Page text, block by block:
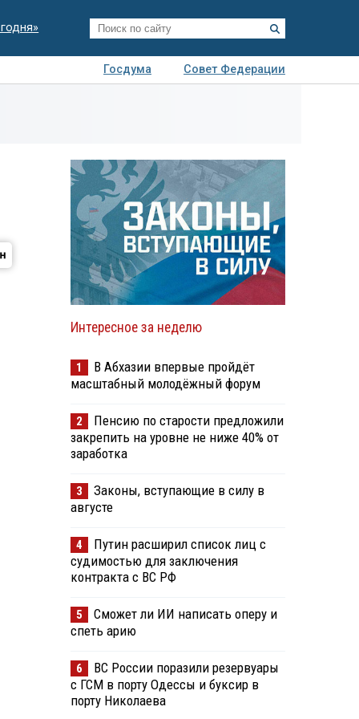
Госдума
Совет Федерации
Интересное за неделю
1
В Абхазии впервые пройдёт
масштабный молодёжный форум
2
Пенсию по старости предложили
закрепить на уровне не ниже 40% от
заработка
3
Законы, вступающие в силу в
августе
4
Путин расширил список лиц с
судимостью для заключения
контракта с ВС РФ
5
Сможет ли ИИ написать оперу и
спеть арию
6
ВС России поразили резервуары
с ГСМ в порту Одессы и буксир в
порту Николаева